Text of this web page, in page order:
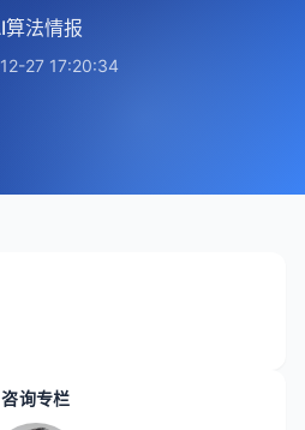
算法情报
27 17:20:34
咨询专栏